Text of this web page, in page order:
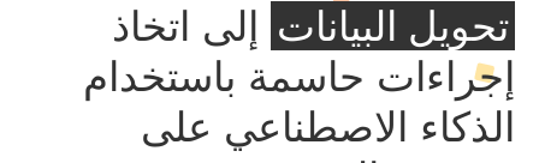
تحويل البيانات إلى اتخاذ
إجراءات حاسمة باستخدام
الذكاء الاصطناعي على